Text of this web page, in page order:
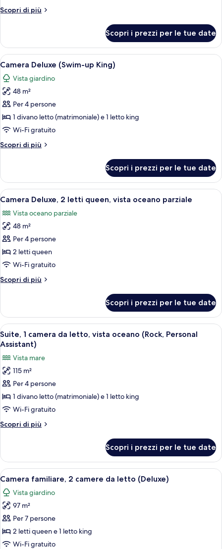
oceano
Scopri di più
Altri
Deluxe,
vista
oceano
(King)
Scopri i prezzi per le tue date
Apri
tutte
le
foto
per
Camera
Deluxe
up
Una moderna camera d'hotel con un
9
Camera Deluxe (Swim-up King)
Vista giardino
48 m²
Per 4 persone
1 divano letto (matrimoniale) e 1 letto king
Wi-Fi gratuito
Scopri di più
Altri
Deluxe
(Swim-
up
Scopri i prezzi per le tue date
Apri
tutte
le
foto
per
Camera
Deluxe,
letti
oceano
parziale
Camera d'albergo con due letti,
8
Camera Deluxe, 2 letti queen, vista oceano parziale
Vista oceano parziale
48 m²
Per 4 persone
2 letti queen
Wi-Fi gratuito
Scopri di più
Altri
Deluxe,
letti
queen,
oceano
parziale
Scopri i prezzi per le tue date
Apri
tutte
foto
per
Suite,
1
camera
da
letto,
oceano
(Rock,
Personal
Assistant)
Una moderna camera d'hotel con
11
Suite, 1 camera da letto, vista oceano (Rock, Personal
Assistant)
Vista mare
115 m²
Per 4 persone
1 divano letto (matrimoniale) e 1 letto king
Wi-Fi gratuito
Scopri di più
Altri
1
camera
da
vista
oceano
Personal
Assistant)
Scopri i prezzi per le tue date
Apri
tutte
le
foto
per
Camera
familiare,
Una moderna camera d'hotel con un
11
Camera familiare, 2 camere da letto (Deluxe)
Vista giardino
97 m²
Per 7 persone
2 letti queen e 1 letto king
Wi-Fi gratuito